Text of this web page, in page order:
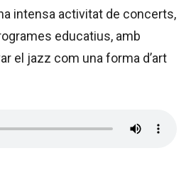
intensa activitat de concerts,
educatius, amb
el jazz com una forma d’art